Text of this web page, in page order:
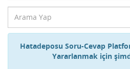
Hatadeposu Soru-Cevap
Yararlanmak için